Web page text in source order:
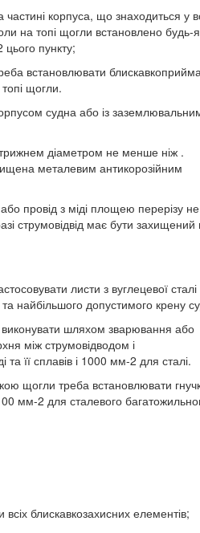
корпуса, що знаходиться у
на топі щогли встановлено будь-
пункту;
встановлювати
щогли.
судна або із
діаметром не менше ніж .
металевим антикорозійним
провід з міді площею перерізу не
струмовідвід має бути захищений
листи з вуглецевої сталі
найбільшого допустимого крену
шляхом зварювання або
між струмовідводом і
її сплавів і 1000 мм-2 для сталі.
щогли треба встановлювати
мм-2 для сталевого
блискавкозахисних елементів;